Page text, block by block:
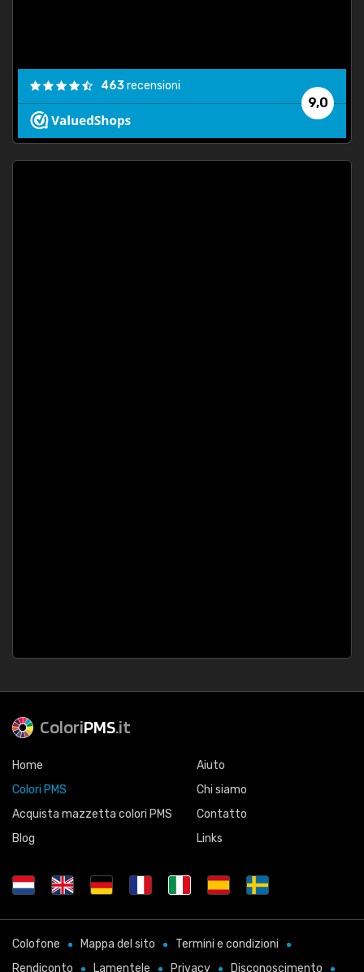
9,0
463recensioni
ColoriPMS.it
Home
Colori PMS
Acquista mazzetta colori PMS
Blog
Aiuto
Chi siamo
Contatto
Links
Colofone Mappa del sito
Termini e condizioni
Rendiconto
Lamentele Privacy Disconoscimento